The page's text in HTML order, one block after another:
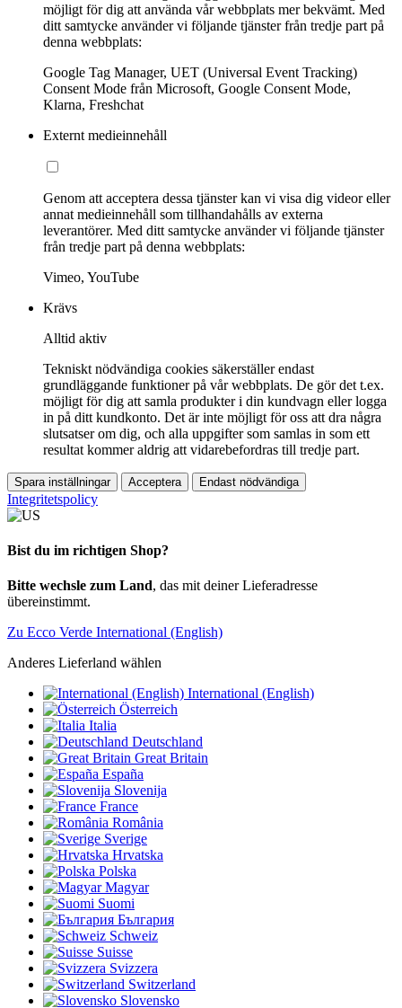
möjligt för dig att använda vår webbplats mer bekvämt. Med
ditt samtycke använder vi följande tjänster från tredje part på
denna webbplats:
Google Tag Manager, UET (Universal Event Tracking)
Consent Mode från Microsoft, Google Consent Mode,
Klarna, Freshchat
Externt medieinnehåll
Genom att acceptera dessa tjänster kan vi visa dig videor eller
annat medieinnehåll som tillhandahålls av externa
leverantörer. Med ditt samtycke använder vi följande tjänster
från tredje part på denna webbplats:
Vimeo, YouTube
Krävs
Alltid aktiv
Tekniskt nödvändiga cookies säkerställer endast
grundläggande funktioner på vår webbplats. De gör det t.ex.
möjligt för dig att samla produkter i din kundvagn eller logga
in på ditt kundkonto. Det är inte möjligt för oss att dra några
slutsatser om dig, och alla uppgifter som samlas in som ett
resultat kommer aldrig att vidarebefordras till tredje part.
Spara inställningar Acceptera Endast nödvändiga
Integritetspolicy
Bist du im richtigen Shop?
Bitte wechsle zum Land, das mit deiner Lieferadresse
übereinstimmt.
Zu Ecco Verde International (English)
Anderes Lieferland wählen
International (English)
Österreich
Italia
Deutschland
Great Britain
España
Slovenija
France
România
Sverige
Hrvatska
Polska
Magyar
Suomi
България
Schweiz
Suisse
Svizzera
Switzerland
Slovensko